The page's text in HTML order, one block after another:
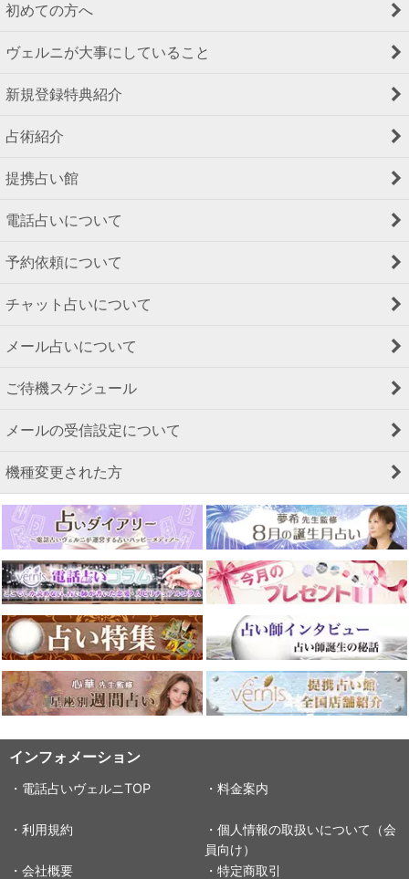
初めての方へ
ヴェルニが大事にしていること
新規登録特典紹介
占術紹介
提携占い館
電話占いについて
予約依頼について
チャット占いについて
メール占いについて
ご待機スケジュール
メールの受信設定について
機種変更された方
インフォメーション
・電話占いヴェルニTOP ・料金案内
・利用規約
・個人情報の取扱いについて（会
員向け）
・会社概要
・特定商取引